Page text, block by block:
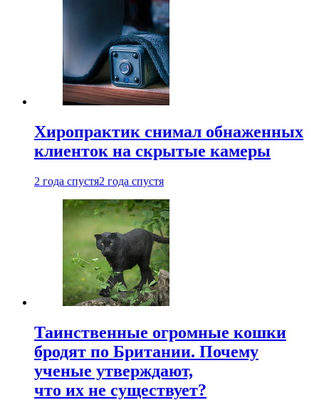
Хиропрактик снимал обнаженных
клиенток на скрытые камеры
2 года спустя2 года спустя
Таинственные огромные кошки
бродят по Британии. Почему
ученые утверждают,
что их не существует?